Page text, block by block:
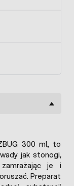
300 ml, to
jak stonogi,
je i
Preparat